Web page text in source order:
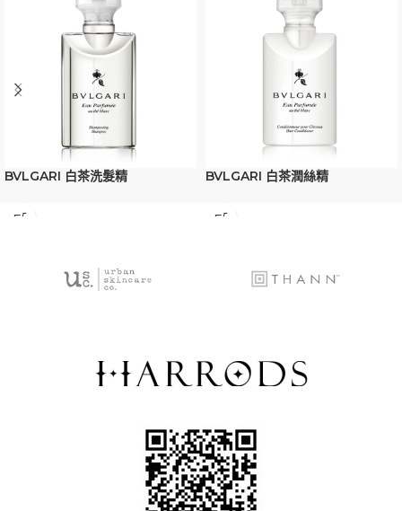
BVLGARI 白茶洗髮精 BVLGARI 白茶潤絲精